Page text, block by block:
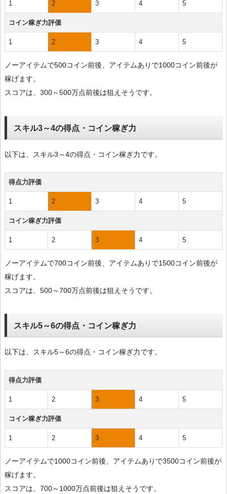
1 2 3 4 5
コイン稼ぎ力評価
1 2 3 4 5
ノーアイテムで500コイン前後、アイテムありで1000コイン前後が
稼げます。
スコアは、300～500万点前後は狙えそうです。
スキル3～4の得点・コイン稼ぎ力
以下は、スキル3～4の得点・コイン稼ぎ力です。
得点力評価
1 2 3 4 5
コイン稼ぎ力評価
1 2 3 4 5
ノーアイテムで700コイン前後、アイテムありで1500コイン前後が
稼げます。
スコアは、500～700万点前後は狙えそうです。
スキル5～6の得点・コイン稼ぎ力
以下は、スキル5～6の得点・コイン稼ぎ力です。
得点力評価
1 2 3 4 5
コイン稼ぎ力評価
1 2 3 4 5
ノーアイテムで1000コイン前後、アイテムありで3500コイン前後が
稼げます。
スコアは、700～1000万点前後は狙えそうです。